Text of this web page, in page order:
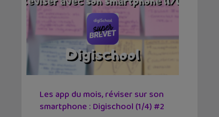
Les app du mois, réviser sur son
smartphone : Digischool (1/4) #2